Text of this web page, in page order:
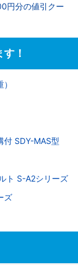
円分の値引クー
！
付 SDY-MAS型
ト S-A2シリーズ
ズ